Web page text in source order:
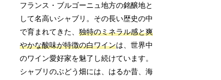
フランス・ブルゴーニュ地方の銘醸地と
して名高いシャブリ。その長い歴史の中
で育まれてきた、独特のミネラル感と爽
やかな酸味が特徴の白ワインは、世界中
のワイン愛好家を魅了し続けています。
シャブリのぶどう畑には、はるか昔、海